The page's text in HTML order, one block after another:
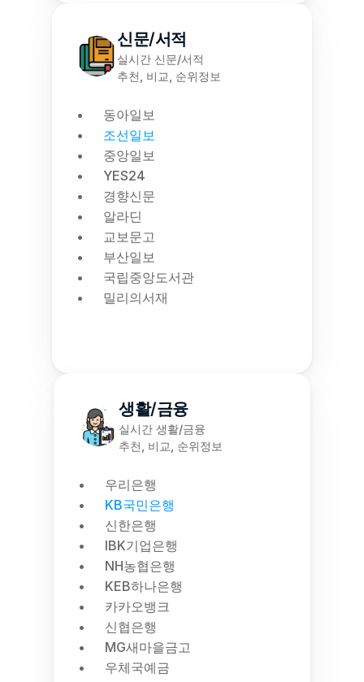
신문/서적
실시간 신문/서적
추천, 비교, 순위정보
동아일보
조선일보
중앙일보
YES24
경향신문
알라딘
교보문고
부산일보
국립중앙도서관
밀리의서재
생활/금융
실시간 생활/금융
추천, 비교, 순위정보
우리은행
KB국민은행
신한은행
IBK기업은행
NH농협은행
KEB하나은행
카카오뱅크
신협은행
MG새마을금고
우체국예금